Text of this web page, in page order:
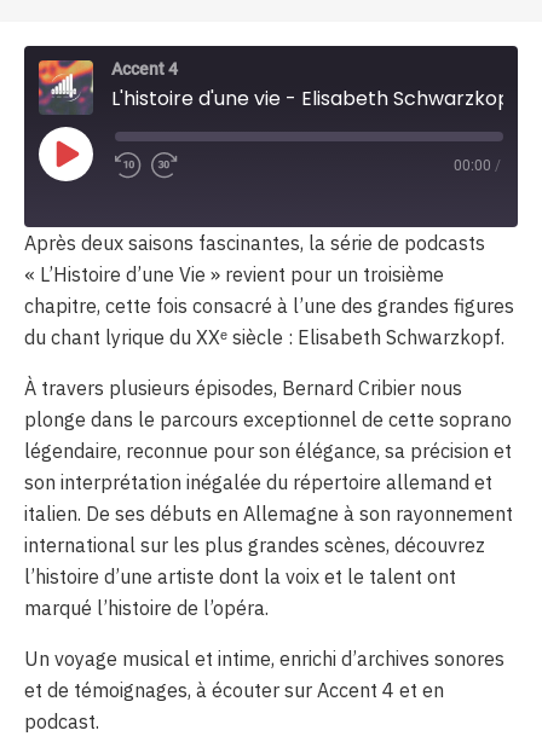
Accent 4
Play
Episode
00:00 /
Après deux saisons fascinantes, la série de podcasts
« L’Histoire d’une Vie » revient pour un troisième
chapitre, cette fois consacré à l’une des grandes figures
du chant lyrique du XXᵉ siècle : Elisabeth Schwarzkopf.
À travers plusieurs épisodes, Bernard Cribier nous
plonge dans le parcours exceptionnel de cette soprano
légendaire, reconnue pour son élégance, sa précision et
son interprétation inégalée du répertoire allemand et
italien. De ses débuts en Allemagne à son rayonnement
international sur les plus grandes scènes, découvrez
l’histoire d’une artiste dont la voix et le talent ont
marqué l’histoire de l’opéra.
Un voyage musical et intime, enrichi d’archives sonores
et de témoignages, à écouter sur Accent 4 et en
podcast.